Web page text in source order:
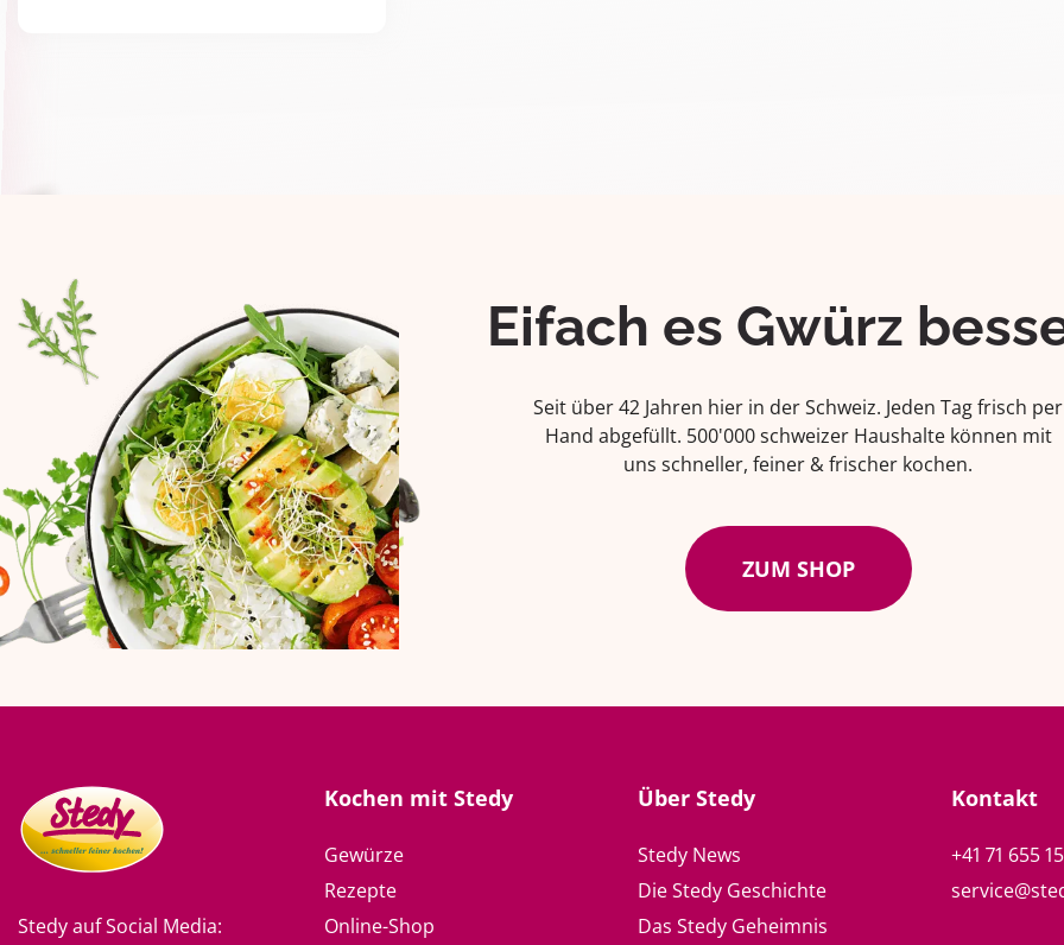
Eifach es Gwürz
Seit über 42 Jahren hier in der Schweiz. Jeden Tag frisch per
Hand abgefüllt. 500'000 schweizer Haushalte können mit
uns schneller, feiner & frischer kochen.
ZUM SHOP
Stedy auf Social Media:
Kochen mit Stedy
Gewürze
Rezepte
Online-Shop
Über Stedy
Stedy News
Die Stedy Geschichte
Das Stedy Geheimnis
Kontakt
+41 71 655